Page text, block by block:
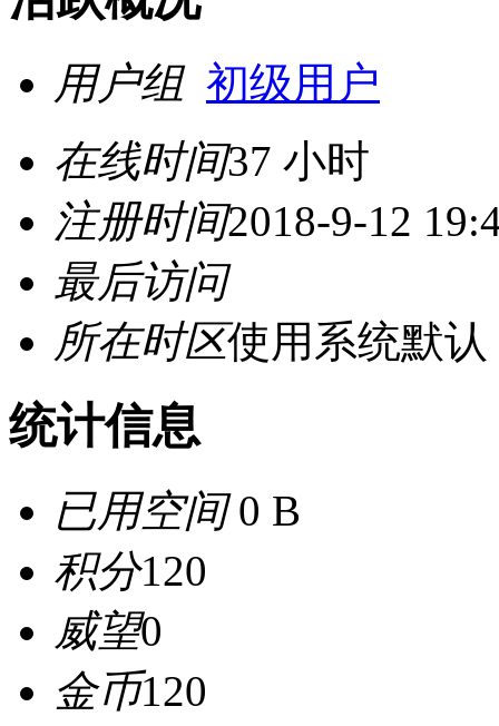
用户组 初级用户
在线时间37 小时
注册时间2018-9-12
最后访问
所在时区使用系统默认
统计信息
已用空间0 B
积分120
威望0
金币120